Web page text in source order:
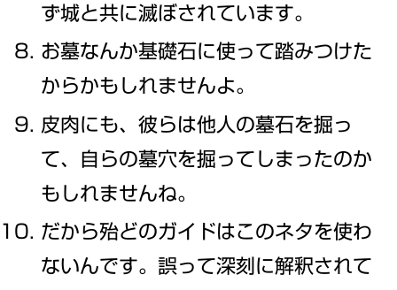
ず城と共に滅ぼされています。
お墓なんか基礎石に使って踏みつけた
からかもしれませんよ。
皮肉にも、彼らは他人の墓石を掘っ
て、自らの墓穴を掘ってしまったのか
もしれませんね。
だから殆どのガイドはこのネタを使わ
ないんです。誤って深刻に解釈されて